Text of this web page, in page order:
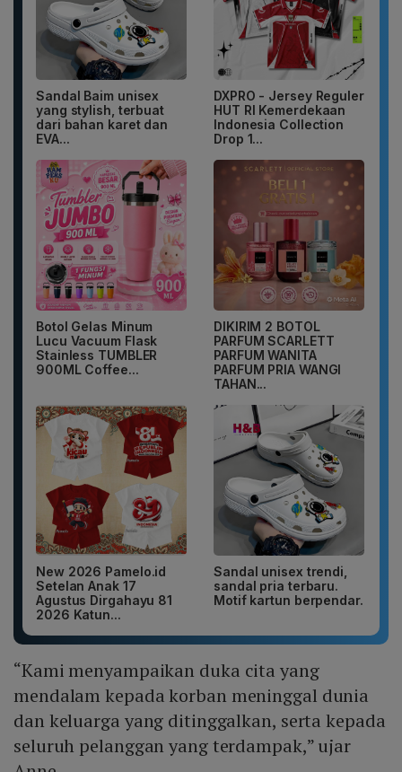
Sandal Baim unisex
yang stylish, terbuat
dari bahan karet dan
EVA...
DXPRO - Jersey Reguler
HUT RI Kemerdekaan
Indonesia Collection
Drop 1...
Botol Gelas Minum
Lucu Vacuum Flask
Stainless TUMBLER
900ML Coffee...
DIKIRIM 2 BOTOL
PARFUM SCARLETT
PARFUM WANITA
PARFUM PRIA WANGI
TAHAN...
New 2026 Pamelo.id
Setelan Anak 17
Agustus Dirgahayu 81
2026 Katun...
Sandal unisex trendi,
sandal pria terbaru.
Motif kartun berpendar.
“Kami menyampaikan duka cita yang
mendalam kepada korban meninggal dunia
dan keluarga yang ditinggalkan, serta kepada
seluruh pelanggan yang terdampak,” ujar